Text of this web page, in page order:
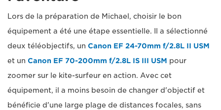
Lors de la préparation de Michael, choisir le bon
équipement a été une étape essentielle. Il a sélectionné
deux téléobjectifs, un Canon EF 24-70mm f/2.8L II USM
et un Canon EF 70-200mm f/2.8L IS III USM pour
zoomer sur le kite-surfeur en action. Avec cet
équipement, il a moins besoin de changer d'objectif et
bénéficie d'une large plage de distances focales, sans